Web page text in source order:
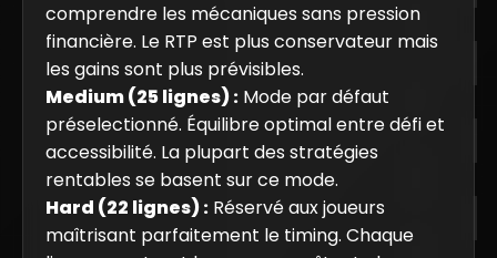
comprendre les mécaniques sans pression
financière. Le RTP est plus conservateur mais
les gains sont plus prévisibles.
Medium (25 lignes) : Mode par défaut
préselectionné. Équilibre optimal entre défi et
accessibilité. La plupart des stratégies
rentables se basent sur ce mode.
Hard (22 lignes) : Réservé aux joueurs
maîtrisant parfaitement le timing. Chaque